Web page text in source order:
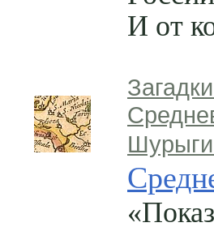
И от